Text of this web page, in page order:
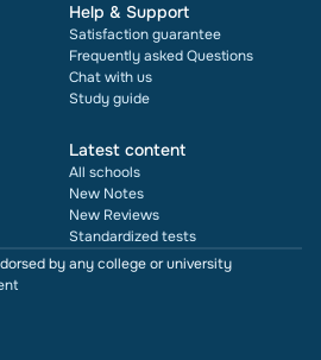
Help & Support
Satisfaction guarantee
Frequently asked Questions
Chat with us
Study guide
Latest content
All schools
New Notes
New Reviews
Standardized tests
by any college or university